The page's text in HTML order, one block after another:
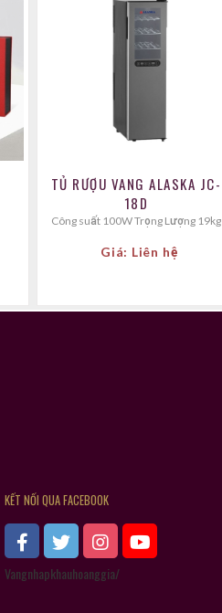
TỦ RƯỢU VANG ALASKA JC-
18D
Công suất 100W Trọng Lượng 19kg
Giá: Liên hệ
KẾT NỐI QUA FACEBOOK
Vangnhapkhauhoanggia/